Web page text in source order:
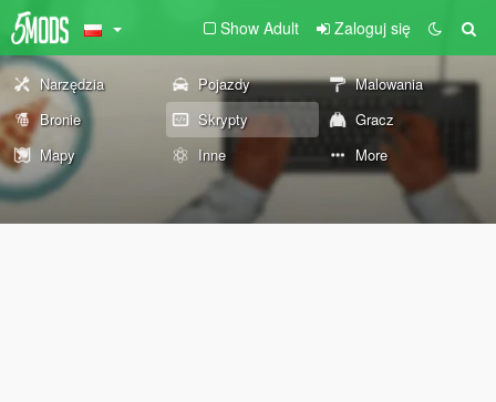
Show Adult Zaloguj się
Narzędzia Pojazdy
Malowania
Bronie
Skrypty
Gracz
Mapy
Inne More